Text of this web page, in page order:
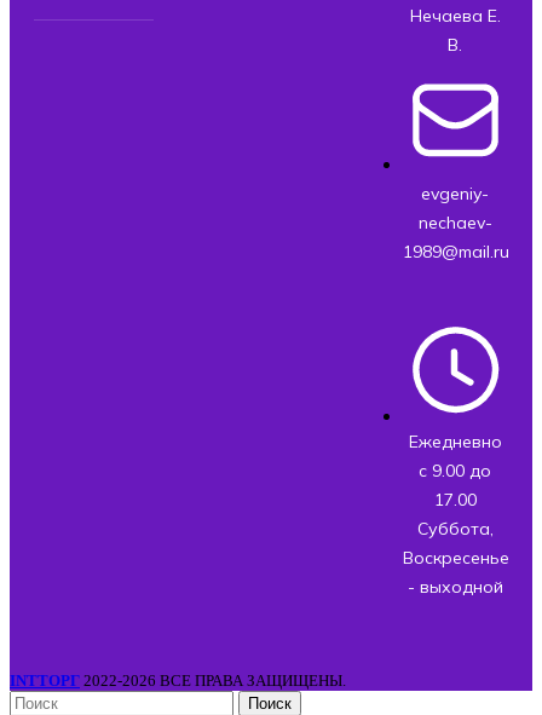
Нечаева Е.
В.
evgeniy-
nechaev-
1989@mail.ru
Ежедневно
с 9.00 до
17.00
Суббота,
Воскресенье
- выходной
INTТОРГ 2022-2026 ВСЕ ПРАВА ЗАЩИЩЕНЫ.
Поиск